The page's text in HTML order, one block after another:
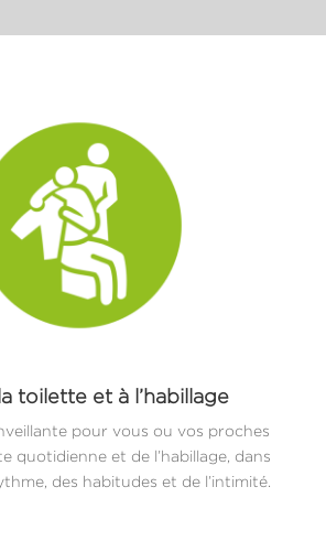
toilette et à l’habillage
pour vous ou vos proches
quotidienne et de l’habillage, dans
des habitudes et de l’intimité.